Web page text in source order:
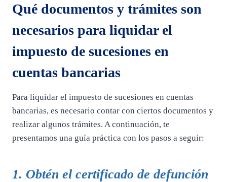
Qué documentos y trámites son
necesarios para liquidar el
impuesto de sucesiones en
cuentas bancarias
Para liquidar el impuesto de sucesiones en cuentas
bancarias, es necesario contar con ciertos documentos y
realizar algunos trámites. A continuación, te
presentamos una guía práctica con los pasos a seguir:
1. Obtén el certificado de defunción